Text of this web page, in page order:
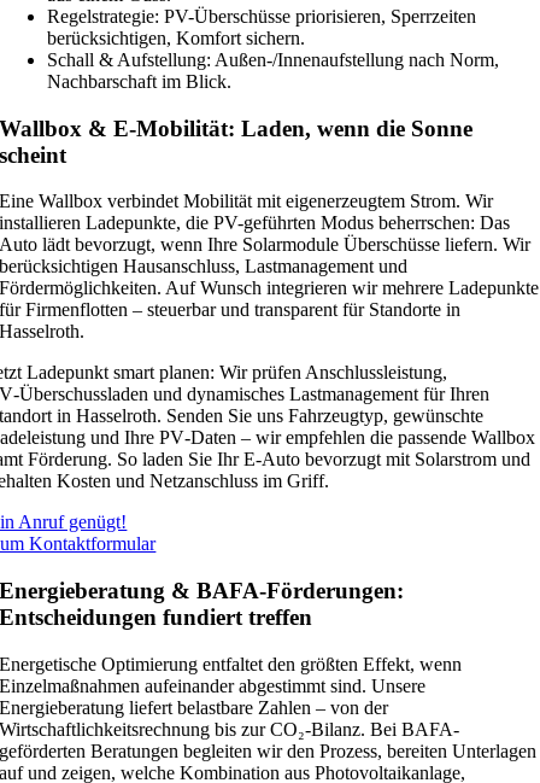
Regelstrategie: PV-Überschüsse priorisieren, Sperrzeiten
berücksichtigen, Komfort sichern.
Schall & Aufstellung: Außen-/Innenaufstellung nach Norm,
Nachbarschaft im Blick.
Wallbox & E-Mobilität: Laden, wenn die Sonne
scheint
Eine Wallbox verbindet Mobilität mit eigenerzeugtem Strom. Wir
installieren Ladepunkte, die PV-geführten Modus beherrschen: Das
Auto lädt bevorzugt, wenn Ihre Solarmodule Überschüsse liefern. Wir
berücksichtigen Hausanschluss, Lastmanagement und
Fördermöglichkeiten. Auf Wunsch integrieren wir mehrere Ladepunkte
für Firmenflotten – steuerbar und transparent für Standorte in
Hasselroth.
Ladepunkt smart planen: Wir prüfen Anschlussleistung,
und dynamisches Lastmanagement für Ihren
in Hasselroth. Senden Sie uns Fahrzeugtyp, gewünschte
und Ihre PV‑Daten – wir empfehlen die passende Wallbox
Förderung. So laden Sie Ihr E‑Auto bevorzugt mit Solarstrom und
Kosten und Netzanschluss im Griff.
Anruf genügt!
Kontaktformular
Energieberatung & BAFA-Förderungen:
Entscheidungen fundiert treffen
Energetische Optimierung entfaltet den größten Effekt, wenn
Einzelmaßnahmen aufeinander abgestimmt sind. Unsere
Energieberatung liefert belastbare Zahlen – von der
Wirtschaftlichkeitsrechnung bis zur CO₂-Bilanz. Bei BAFA-
geförderten Beratungen begleiten wir den Prozess, bereiten Unterlagen
auf und zeigen, welche Kombination aus Photovoltaikanlage,